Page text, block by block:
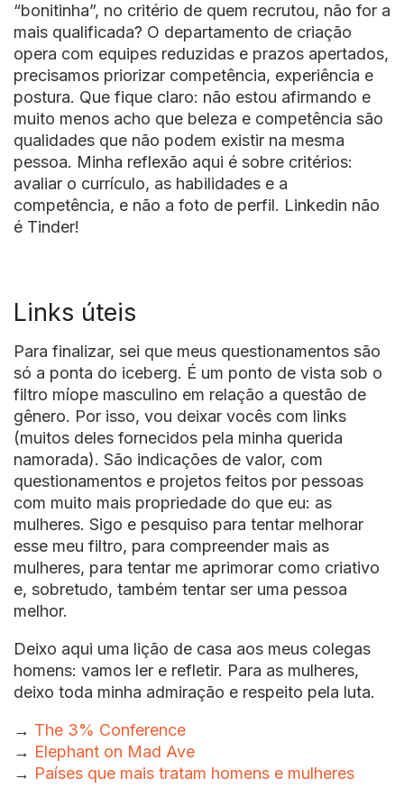
“bonitinha”, no critério de quem recrutou, não for a
mais qualificada? O departamento de criação
opera com equipes reduzidas e prazos apertados,
precisamos priorizar competência, experiência e
postura. Que fique claro: não estou afirmando e
muito menos acho que beleza e competência são
qualidades que não podem existir na mesma
pessoa. Minha reflexão aqui é sobre critérios:
avaliar o currículo, as habilidades e a
competência, e não a foto de perfil. Linkedin não
é Tinder!
Links úteis
Para finalizar, sei que meus questionamentos são
só a ponta do iceberg. É um ponto de vista sob o
filtro míope masculino em relação a questão de
gênero. Por isso, vou deixar vocês com links
(muitos deles fornecidos pela minha querida
namorada). São indicações de valor, com
questionamentos e projetos feitos por pessoas
com muito mais propriedade do que eu: as
mulheres. Sigo e pesquiso para tentar melhorar
esse meu filtro, para compreender mais as
mulheres, para tentar me aprimorar como criativo
e, sobretudo, também tentar ser uma pessoa
melhor.
Deixo aqui uma lição de casa aos meus colegas
homens: vamos ler e refletir. Para as mulheres,
deixo toda minha admiração e respeito pela luta.
→ The 3% Conference
→ Elephant on Mad Ave
→ Países que mais tratam homens e mulheres